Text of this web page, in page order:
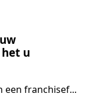
u
een franchisef...